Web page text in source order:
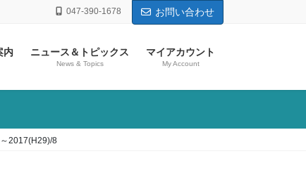
047-390-1678 お問い合わせ
内 ニュース＆トピックス
News & Topics
マイアカウント
My Account
2017(H29)/8